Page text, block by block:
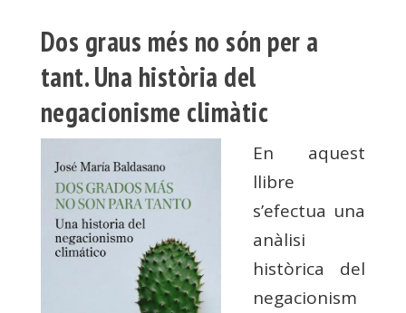
Dos graus més no són per a
tant. Una història del
negacionisme climàtic
En aquest
llibre
s’efectua una
anàlisi
històrica del
negacionism